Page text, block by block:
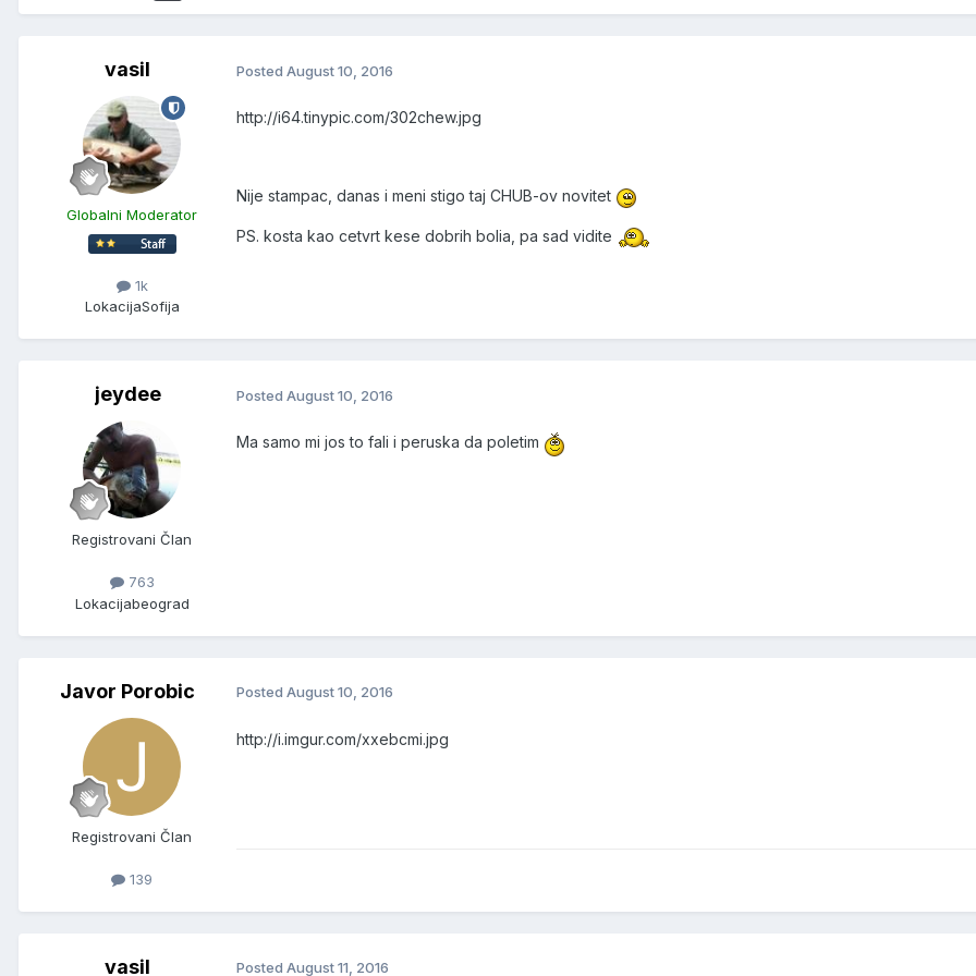
vasil
Globalni Moderator
1k
LokacijaSofija
Posted August 10, 2016
http://i64.tinypic.com/302chew.jpg
Nije stampac, danas i meni stigo taj CHUB-ov novitet
PS. kosta kao cetvrt kese dobrih bolia, pa sad vidite
jeydee
Registrovani Član
763
Lokacijabeograd
Posted August 10, 2016
Ma samo mi jos to fali i peruska da poletim
Javor Porobic
Registrovani Član
139
Posted August 10, 2016
http://i.imgur.com/xxebcmi.jpg
vasil Posted August 11, 2016